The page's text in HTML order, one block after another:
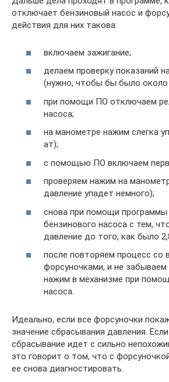
отключает бензиновый насос и
действия для них такова:
включаем зажигание;
делаем проверку показаний
(нужно, чтобы бы было около
при помощи ПО отключаем
насоса;
на манометре нажим слегка
ат);
с помощью ПО включаем
проверяем нажим на
давление упадет немного);
снова при помощи
бензинового насоса с тем,
давление до того, как было
после повторяем процесс со
форсуночками, и не
нажим в механизме при
насоса.
Идеально, если все форсуночки
значение сбрасывания давления.
сбрасывание идет с сильно
это говорит о том, что с
ее снова диагностировать.